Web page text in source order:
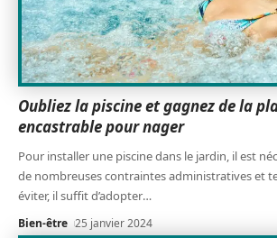
Oubliez la piscine et gagnez de la
encastrable pour nager
Pour installer une piscine dans le jardin, il est
de nombreuses contraintes administratives et
éviter, il suffit d’adopter…
Bien-être 25 janvier 2024